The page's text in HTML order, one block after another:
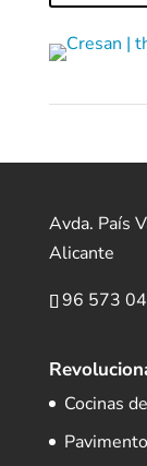
Avda. País
Alicante
96 573
Cocinas